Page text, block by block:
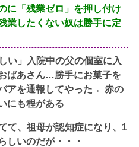
に「残業ゼロ」を押し付け
業したくない奴は勝手に定
い」入院中の父の個室に入
ばあさん…勝手にお菓子を
アを通報してやった ←赤の
にも程がある
て、祖母が認知症になり、1
しいのだが・・・